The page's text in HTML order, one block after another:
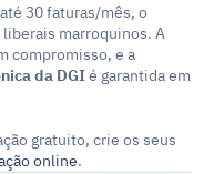
30 faturas/mês, o
marroquinos. A
compromisso, e a
da DGI é garantida em
gratuito, crie os seus
online.